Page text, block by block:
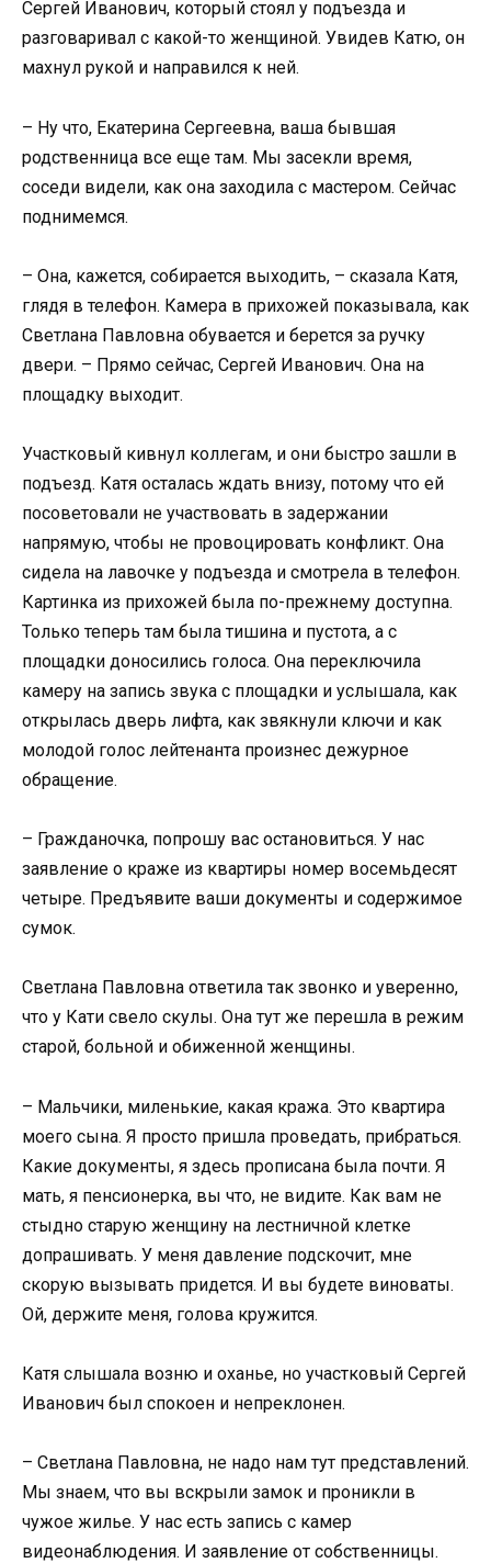
Сергей Иванович, который стоял у подъезда и
разговаривал с какой-то женщиной. Увидев Катю, он
махнул рукой и направился к ней.
– Ну что, Екатерина Сергеевна, ваша бывшая
родственница все еще там. Мы засекли время,
соседи видели, как она заходила с мастером. Сейчас
поднимемся.
– Она, кажется, собирается выходить, – сказала Катя,
глядя в телефон. Камера в прихожей показывала, как
Светлана Павловна обувается и берется за ручку
двери. – Прямо сейчас, Сергей Иванович. Она на
площадку выходит.
Участковый кивнул коллегам, и они быстро зашли в
подъезд. Катя осталась ждать внизу, потому что ей
посоветовали не участвовать в задержании
напрямую, чтобы не провоцировать конфликт. Она
сидела на лавочке у подъезда и смотрела в телефон.
Картинка из прихожей была по-прежнему доступна.
Только теперь там была тишина и пустота, а с
площадки доносились голоса. Она переключила
камеру на запись звука с площадки и услышала, как
открылась дверь лифта, как звякнули ключи и как
молодой голос лейтенанта произнес дежурное
обращение.
– Гражданочка, попрошу вас остановиться. У нас
заявление о краже из квартиры номер восемьдесят
четыре. Предъявите ваши документы и содержимое
сумок.
Светлана Павловна ответила так звонко и уверенно,
что у Кати свело скулы. Она тут же перешла в режим
старой, больной и обиженной женщины.
– Мальчики, миленькие, какая кража. Это квартира
моего сына. Я просто пришла проведать, прибраться.
Какие документы, я здесь прописана была почти. Я
мать, я пенсионерка, вы что, не видите. Как вам не
стыдно старую женщину на лестничной клетке
допрашивать. У меня давление подскочит, мне
скорую вызывать придется. И вы будете виноваты.
Ой, держите меня, голова кружится.
Катя слышала возню и оханье, но участковый Сергей
Иванович был спокоен и непреклонен.
– Светлана Павловна, не надо нам тут представлений.
Мы знаем, что вы вскрыли замок и проникли в
чужое жилье. У нас есть запись с камер
видеонаблюдения. И заявление от собственницы.